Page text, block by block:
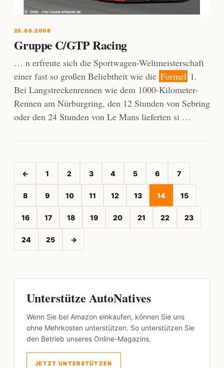
25.06.2006
Gruppe C/GTP Racing
… n erfreute sich die Sportwagen-Weltmeisterschaft
einer fast so großen Beliebtheit wie die Formel 1.
Bei Langstreckenrennen wie dem 1000-Kilometer-
Rennen am Nürburgring, den 12 Stunden von Sebring
oder den 24 Stunden von Le Mans lieferten si …
← 1 2 3 4 5 6 7
8 9 10 11 12 13 14 15
16 17 18 19 20 21 22 23
24 25 →
Unterstütze AutoNatives
Wenn Sie bei Amazon einkaufen, können Sie uns
ohne Mehrkosten unterstützen. So unterstützen Sie
den Betrieb unseres Online-Magazins.
JETZT UNTERSTÜTZEN